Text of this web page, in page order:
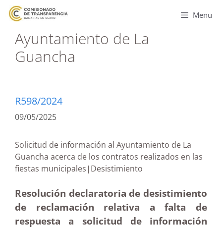
Menu
Ayuntamiento de La
Guancha
R598/2024
09/05/2025
Solicitud de información al Ayuntamiento de La
Guancha acerca de los contratos realizados en las
fiestas municipales|Desistimiento
Resolución declaratoria de desistimiento
de reclamación relativa a falta de
respuesta a solicitud de información